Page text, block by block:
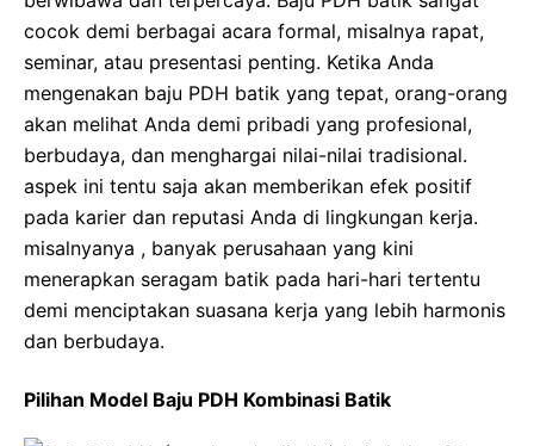
cocok demi berbagai acara formal, misalnya rapat,
seminar, atau presentasi penting. Ketika Anda
mengenakan baju PDH batik yang tepat, orang-orang
akan melihat Anda demi pribadi yang profesional,
berbudaya, dan menghargai nilai-nilai tradisional.
aspek ini tentu saja akan memberikan efek positif
pada karier dan reputasi Anda di lingkungan kerja.
misalnyanya , banyak perusahaan yang kini
menerapkan seragam batik pada hari-hari tertentu
demi menciptakan suasana kerja yang lebih harmonis
dan berbudaya.
Pilihan Model Baju PDH Kombinasi Batik